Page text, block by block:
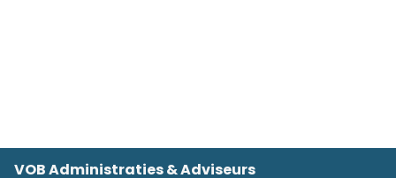
VOB Administraties & Adviseurs